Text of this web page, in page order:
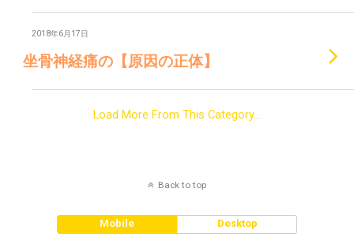
2018年6月17日
坐骨神経痛の【原因の正体】
Load More From This Category…
Back to top
Mobile Desktop